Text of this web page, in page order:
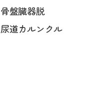
骨盤臓器脱
尿道カルンクル